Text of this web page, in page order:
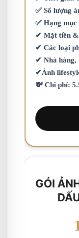
✅ Số lượng
✅ Hạng mục
✔ Mặt tiền &
✔ Các loại
✔ Nhà hàng,
✔Ảnh
💸 Chi phí:
GÓI